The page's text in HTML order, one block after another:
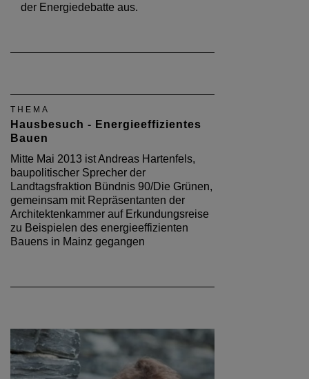
der Energiedebatte aus.
THEMA
Hausbesuch - Energieeffizientes
Bauen
Mitte Mai 2013 ist Andreas Hartenfels,
baupolitischer Sprecher der
Landtagsfraktion Bündnis 90/Die Grünen,
gemeinsam mit Repräsentanten der
Architektenkammer auf Erkundungsreise
zu Beispielen des energieeffizienten
Bauens in Mainz gegangen